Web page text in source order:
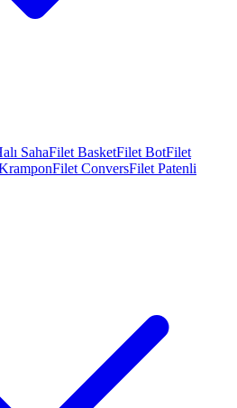
SahaFilet BasketFilet BotFilet
Filet ConversFilet Patenli